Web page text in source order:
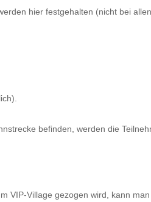
hier festgehalten (nicht bei
befinden, werden die
VIP-Village gezogen wird, kann